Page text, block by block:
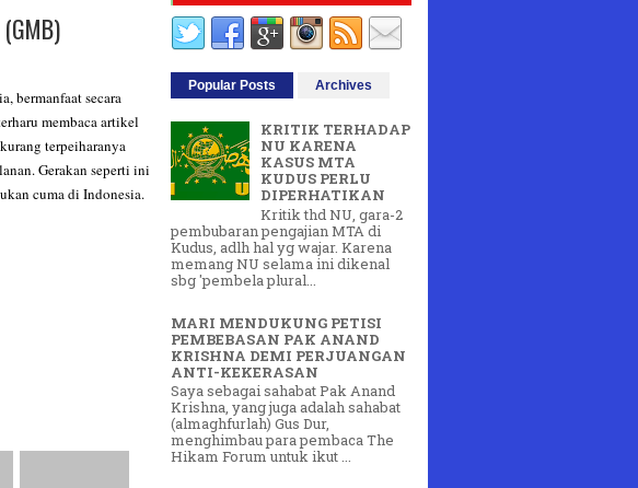
(GMB)
bermanfaat secara
membaca artikel
terpeiharanya
Gerakan seperti ini
cuma di Indonesia.
Popular Posts Archives
KRITIK TERHADAP
NU KARENA
KASUS MTA
KUDUS PERLU
DIPERHATIKAN
Kritik thd NU, gara-2
pembubaran pengajian MTA di
Kudus, adlh hal yg wajar. Karena
memang NU selama ini dikenal
sbg 'pembela plural...
MARI MENDUKUNG PETISI
PEMBEBASAN PAK ANAND
KRISHNA DEMI PERJUANGAN
ANTI-KEKERASAN
Saya sebagai sahabat Pak Anand
Krishna, yang juga adalah sahabat
(almaghfurlah) Gus Dur,
menghimbau para pembaca The
Hikam Forum untuk ikut ...